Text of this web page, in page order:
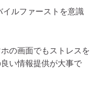
ルファーストを意識
の画面でもストレスを
い情報提供が大事で